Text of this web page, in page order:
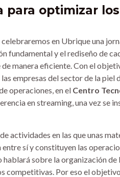
para optimizar
en Ubrique una
fundamental y el rediseño de
manera eficiente. Con el
empresas del sector de la piel
operaciones, en el Centro
en streaming, una vez se
actividades en las que unas
sí y constituyen las
sobre la organización de
competitivas. Por eso el